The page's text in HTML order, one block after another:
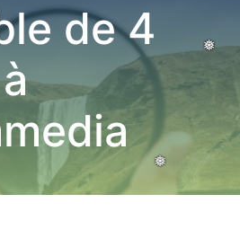
de 4